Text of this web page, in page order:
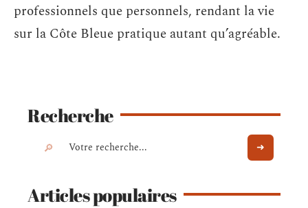
professionnels que personnels, rendant la vie
sur la Côte Bleue pratique autant qu’agréable.
Recherche
Articles populaires